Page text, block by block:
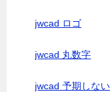
jwcad ロゴ
jwcad 丸数字
jwcad 予期しな